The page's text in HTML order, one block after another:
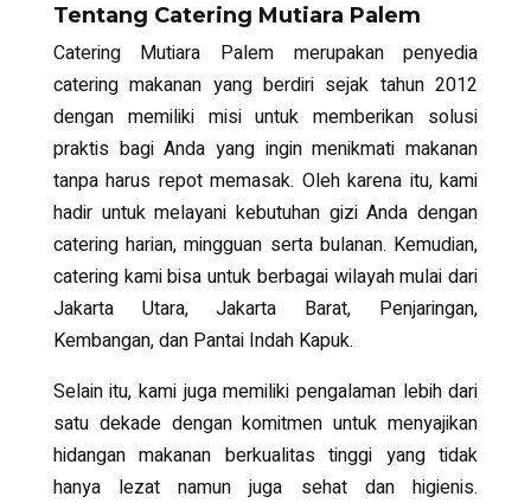
Tentang Catering Mutiara Palem
Catering Mutiara Palem merupakan penyedia
catering makanan yang berdiri sejak tahun 2012
dengan memiliki misi untuk memberikan solusi
praktis bagi Anda yang ingin menikmati makanan
tanpa harus repot memasak. Oleh karena itu, kami
hadir untuk melayani kebutuhan gizi Anda dengan
catering harian, mingguan serta bulanan. Kemudian,
catering kami bisa untuk berbagai wilayah mulai dari
Jakarta Utara, Jakarta Barat, Penjaringan,
Kembangan, dan Pantai Indah Kapuk.
Selain itu, kami juga memiliki pengalaman lebih dari
satu dekade dengan komitmen untuk menyajikan
hidangan makanan berkualitas tinggi yang tidak
hanya lezat namun juga sehat dan higienis.